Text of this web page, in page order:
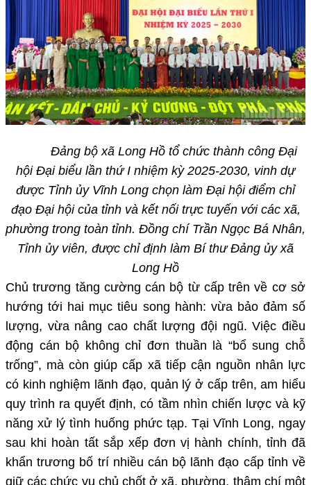
Đảng bộ xã Long Hồ tổ chức thành công Đại
hội Đại biểu lần thứ I nhiệm kỳ 2025-2030, vinh dự
được Tỉnh ủy Vĩnh Long chọn làm Đại hội điểm chỉ
đạo Đại hội của tỉnh và kết nối trực tuyến với các xã,
phường trong toàn tỉnh. Đồng chí Trần Ngọc Bá Nhân,
Tỉnh ủy viên, được chỉ định làm Bí thư Đảng ủy xã
Long Hồ
Chủ trương tăng cường cán bộ từ cấp trên về cơ sở
hướng tới hai mục tiêu song hành: vừa bảo đảm số
lượng, vừa nâng cao chất lượng đội ngũ. Việc điều
động cán bộ không chỉ đơn thuần là “bổ sung chỗ
trống”, mà còn giúp cấp xã tiếp cận nguồn nhân lực
có kinh nghiệm lãnh đạo, quản lý ở cấp trên, am hiểu
quy trình ra quyết định, có tầm nhìn chiến lược và kỹ
năng xử lý tình huống phức tạp. Tại Vĩnh Long, ngay
sau khi hoàn tất sắp xếp đơn vị hành chính, tỉnh đã
khẩn trương bố trí nhiều cán bộ lãnh đạo cấp tỉnh về
giữ các chức vụ chủ chốt ở xã, phường, thậm chí một